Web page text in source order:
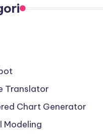
Translator
Chart Generator
Modeling